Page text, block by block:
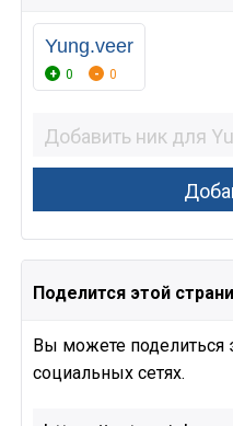
Yung.veer
0 0
Поделится этой
Вы можете поделиться
социальных сетях.